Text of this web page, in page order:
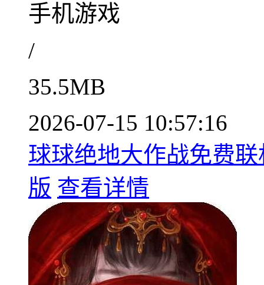
手机游戏
/
35.5MB
2026-07-15 10:57:16
球球绝地大作战免费
版 查看详情